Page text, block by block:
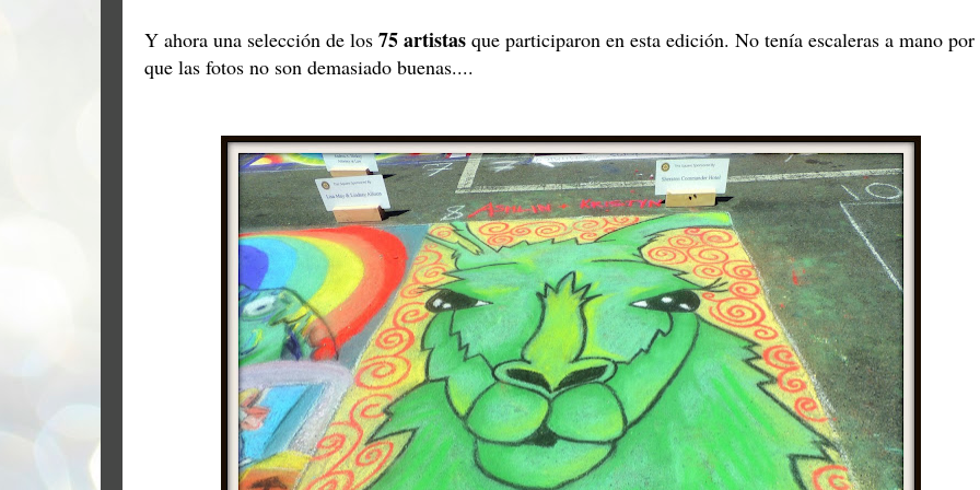
Y ahora una selección de los 75 artistas que participaron en esta edición. No tenía escaleras a mano
que las fotos no son demasiado buenas....